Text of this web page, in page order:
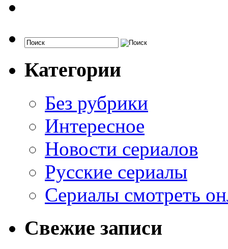
Категории
Без рубрики
Интересное
Новости сериалов
Русские сериалы
Сериалы смотреть
Свежие записи